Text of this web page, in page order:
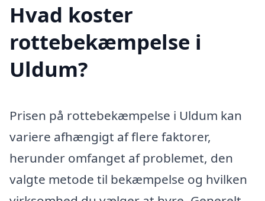
Hvad koster
rottebekæmpelse i
Uldum?
Prisen på rottebekæmpelse i Uldum kan
variere afhængigt af flere faktorer,
herunder omfanget af problemet, den
valgte metode til bekæmpelse og hvilken